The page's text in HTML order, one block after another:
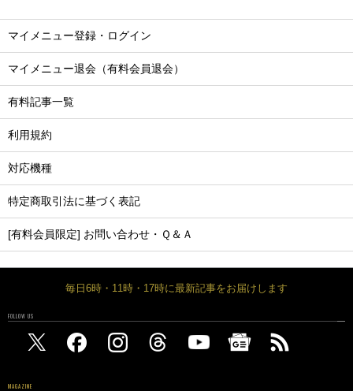
マイメニュー登録・ログイン
マイメニュー退会（有料会員退会）
有料記事一覧
利用規約
対応機種
特定商取引法に基づく表記
[有料会員限定] お問い合わせ・Ｑ＆Ａ
毎日6時・11時・17時に最新記事をお届けします
FOLLOW US
MAGAZINE